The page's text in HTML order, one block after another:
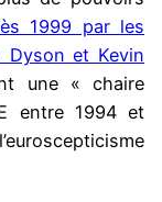
1999 par les
Dyson et Kevin
une « chaire
entre 1994 et